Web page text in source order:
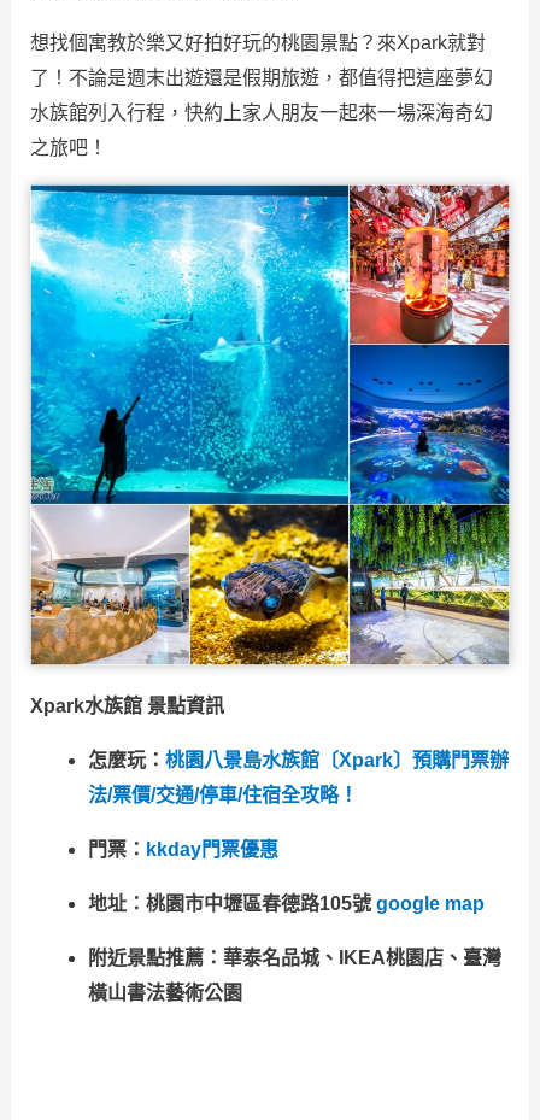
想找個寓教於樂又好拍好玩的桃園景點？來Xpark就對
了！不論是週末出遊還是假期旅遊，都值得把這座夢幻
水族館列入行程，快約上家人朋友一起來一場深海奇幻
之旅吧！
Xpark水族館 景點資訊
怎麼玩： 桃園八景島水族館〔Xpark〕預購門票辦
法/票價/交通/停車/住宿全攻略！
門票： kkday門票優惠
地址：桃園市中壢區春德路105號 google map
附近景點推薦：華泰名品城、IKEA桃園店、臺灣
橫山書法藝術公園